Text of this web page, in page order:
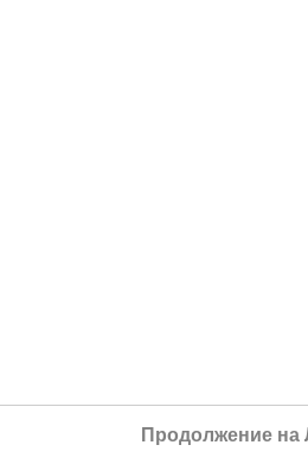
Продолжение на